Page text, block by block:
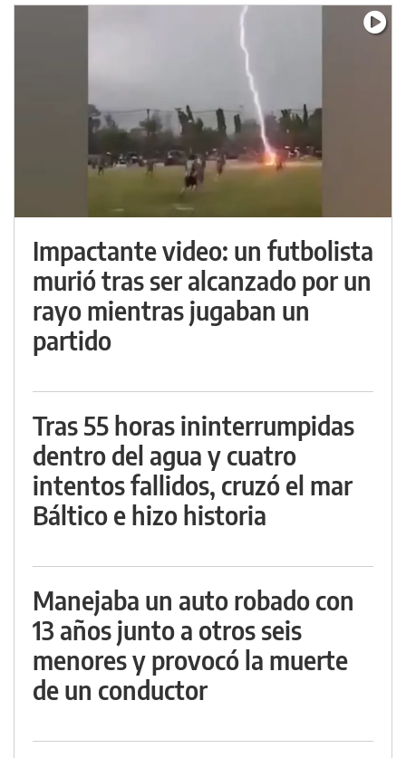
Impactante video: un futbolista
murió tras ser alcanzado por un
rayo mientras jugaban un
partido
Tras 55 horas ininterrumpidas
dentro del agua y cuatro
intentos fallidos, cruzó el mar
Báltico e hizo historia
Manejaba un auto robado con
13 años junto a otros seis
menores y provocó la muerte
de un conductor